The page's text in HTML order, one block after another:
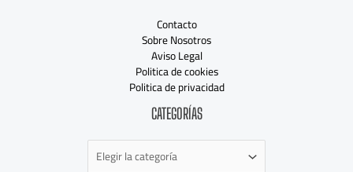
Contacto
Sobre Nosotros
Aviso Legal
Politica de cookies
Politica de privacidad
CATEGORÍAS